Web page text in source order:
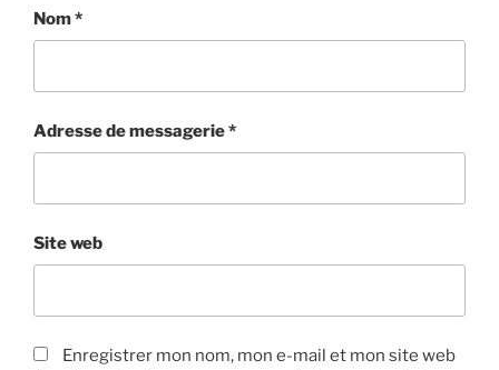
Nom*
Adresse de messagerie*
Site web
Enregistrer mon nom, mon e-mail et mon site web